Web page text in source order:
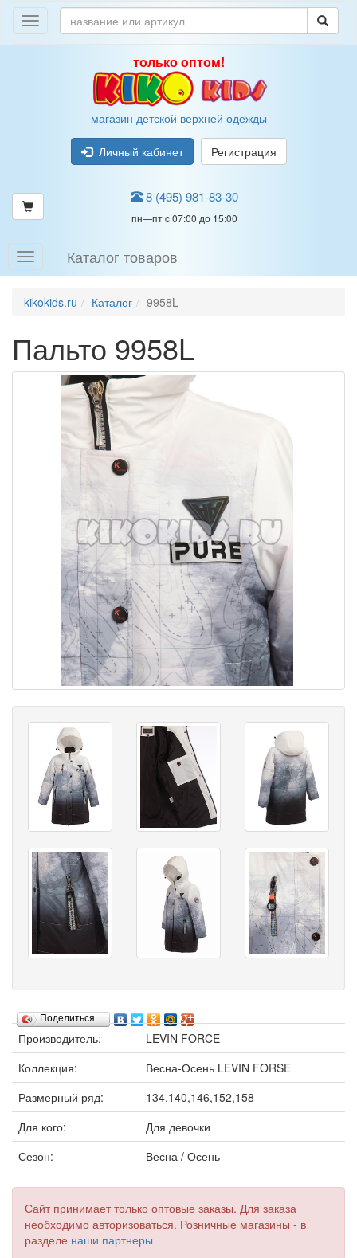
только оптом!
магазин детской верхней одежды
Личный кабинет Регистрация
8 (495) 981-83-30
пн—пт c 07:00 до 15:00
Каталог товаров
kikokids.ru Каталог 9958L
Пальто 9958L
Поделиться…
Производитель:
LEVIN FORCE
Коллекция:
Весна-Осень LEVIN FORSE
Размерный ряд:
134,140,146,152,158
Для кого:
Для девочки
Сезон:
Весна / Осень
Сайт принимает только оптовые заказы. Для заказа
необходимо авторизоваться. Розничные магазины - в
разделе наши партнеры